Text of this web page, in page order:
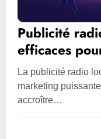
Publicité
efficaces
commerce
La publicité radio
marketing
accroître…